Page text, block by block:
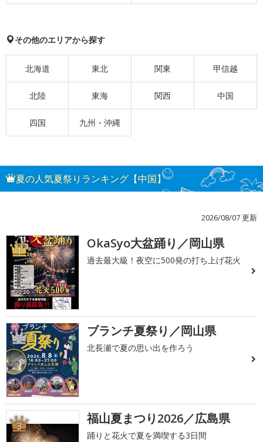
その他のエリアから探す
北海道 東北 関東 甲信越
北陸 東海 関西 中国
四国 九州・沖縄
夏の人気夏祭りランキング【中国】
2026/08/07 更新
1 OkaSyo大盆踊り／岡山県
過去最大級！夜空に500発の打ち上げ花火
2 ブランチ夏祭り／岡山県
北長瀬で夏の思い出を作ろう
3 福山夏まつり2026／広島県
踊りと花火で夏を満喫する3日間